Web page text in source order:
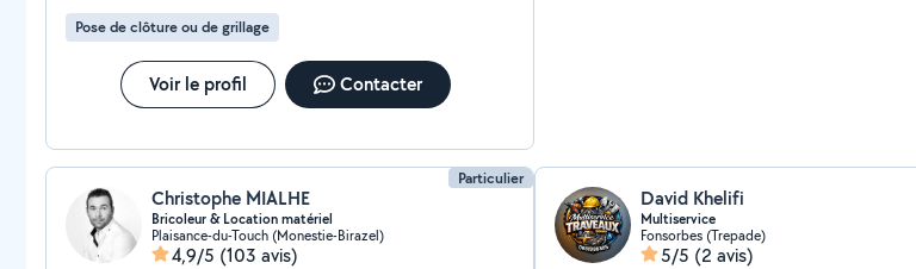
Pose de clôture ou de grillage
Voir le profil Contacter
Particulier
Christophe MIALHE
Bricoleur & Location matériel
Plaisance-du-Touch (Monestie-Birazel)
4,9/5 (103 avis)
David Khelifi
Multiservice
Fonsorbes (Trepade)
5/5 (2 avis)